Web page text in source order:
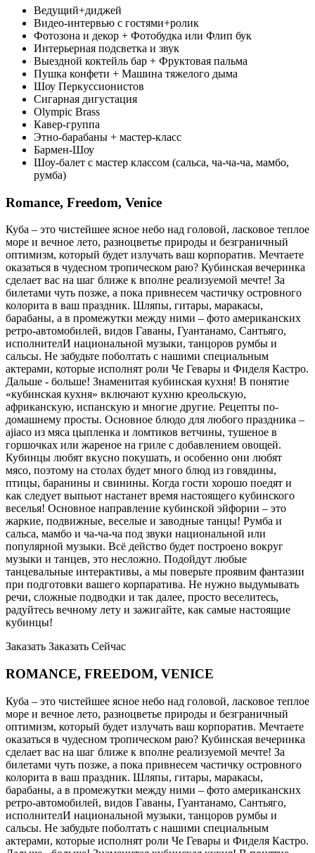
Ведущий+диджей
Видео-интервью с гостями+ролик
Фотозона и декор + Фотобудка или Флип бук
Интерьерная подсветка и звук
Выездной коктейль бар + Фруктовая пальма
Пушка конфети + Машина тяжелого дыма
Шоу Перкуссионистов
Сигарная дигустация
Olympic Brass
Кавер-группа
Этно-барабаны + мастер-класс
Бармен-Шоу
Шоу-балет с мастер классом (сальса, ча-ча-ча, мамбо,
румба)
Romance, Freedom, Venice
Куба – это чистейшее ясное небо над головой, ласковое теплое
море и вечное лето, разноцветье природы и безграничный
оптимизм, который будет излучать ваш корпоратив. Мечтаете
оказаться в чудесном тропическом раю? Кубинская вечеринка
сделает вас на шаг ближе к вполне реализуемой мечте! За
билетами чуть позже, а пока привнесем частичку островного
колорита в ваш праздник. Шляпы, гитары, маракасы,
барабаны, а в промежутки между ними – фото американских
ретро-автомобилей, видов Гаваны, Гуантанамо, Сантьяго,
исполнителИ национальной музыки, танцоров румбы и
сальсы. Не забудьте поболтать с нашими специальным
актерами, которые исполнят роли Че Гевары и Фиделя Кастро.
Дальше - больше! Знаменитая кубинская кухня! В понятие
«кубинская кухня» включают кухню креольскую,
африканскую, испанскую и многие другие. Рецепты по-
домашнему просты. Основное блюдо для любого праздника –
ajiaco из мяса цыпленка и ломтиков ветчины, тушеное в
горшочках или жареное на гриле с добавлением овощей.
Кубинцы любят вкусно покушать, и особенно они любят
мясо, поэтому на столах будет много блюд из говядины,
птицы, баранины и свинины. Когда гости хорошо поедят и
как следует выпьют настанет время настоящего кубинского
веселья! Основное направление кубинской эйфории – это
жаркие, подвижные, веселые и заводные танцы! Румба и
сальса, мамбо и ча-ча-ча под звуки национальной или
популярной музыки. Всё действо будет построено вокруг
музыки и танцев, это несложно. Подойдут любые
танцевальные интерактивы, а мы поверьте проявим фантазии
при подготовки вашего корпаратива. Не нужно выдумывать
речи, сложные подводки и так далее, просто веселитесь,
радуйтесь вечному лету и зажигайте, как самые настоящие
кубинцы!
Заказать Заказать Сейчас
ROMANCE, FREEDOM, VENICE
Куба – это чистейшее ясное небо над головой, ласковое теплое
море и вечное лето, разноцветье природы и безграничный
оптимизм, который будет излучать ваш корпоратив. Мечтаете
оказаться в чудесном тропическом раю? Кубинская вечеринка
сделает вас на шаг ближе к вполне реализуемой мечте! За
билетами чуть позже, а пока привнесем частичку островного
колорита в ваш праздник. Шляпы, гитары, маракасы,
барабаны, а в промежутки между ними – фото американских
ретро-автомобилей, видов Гаваны, Гуантанамо, Сантьяго,
исполнителИ национальной музыки, танцоров румбы и
сальсы. Не забудьте поболтать с нашими специальным
актерами, которые исполнят роли Че Гевары и Фиделя Кастро.